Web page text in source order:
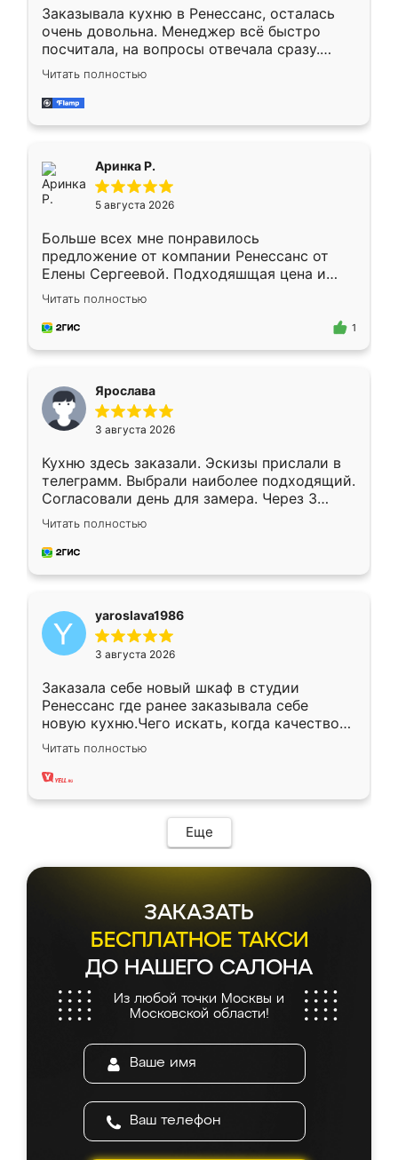
Заказывала кухню в Ренессанс, осталась
очень довольна. Менеджер всё быстро
посчитала, на вопросы отвечала сразу.
Замерщик приехал в субботу, подошёл к
делу со всей ответственностью. Собрали
за день, ребята работали аккуратно, даже
Читать полностью
Аринка Р.
5 августа 2026
Больше всех мне понравилось
предложение от компании Ренессанс от
Елены Сергеевой. Подходяшщая цена и
короткие сроки изготовления. Приехавший
для замера сотрудник Владислав
предложил по моему эскизу самый
Читать полностью
1
Ярослава
3 августа 2026
Кухню здесь заказали. Эскизы прислали в
телеграмм. Выбрали наиболее подходящий.
Согласовали день для замера. Через 3
недели кухня была уже готова. Остались
довольны работой. Спасибо Ренессанс
мебель за качественную работу!
Читать полностью
yaroslava1986
3 августа 2026
Заказала себе новый шкаф в студии
Ренессанс где ранее заказывала себе
новую кухню.Чего искать, когда качеством
вполне довольна. Служит кухня уже почти
два года, нареканий нет.
Читать полностью
Еще
ЗАКАЗАТЬ
БЕСПЛАТНОЕ ТАКСИ
ДО НАШЕГО САЛОНА
Из любой точки Москвы и
Московской области!